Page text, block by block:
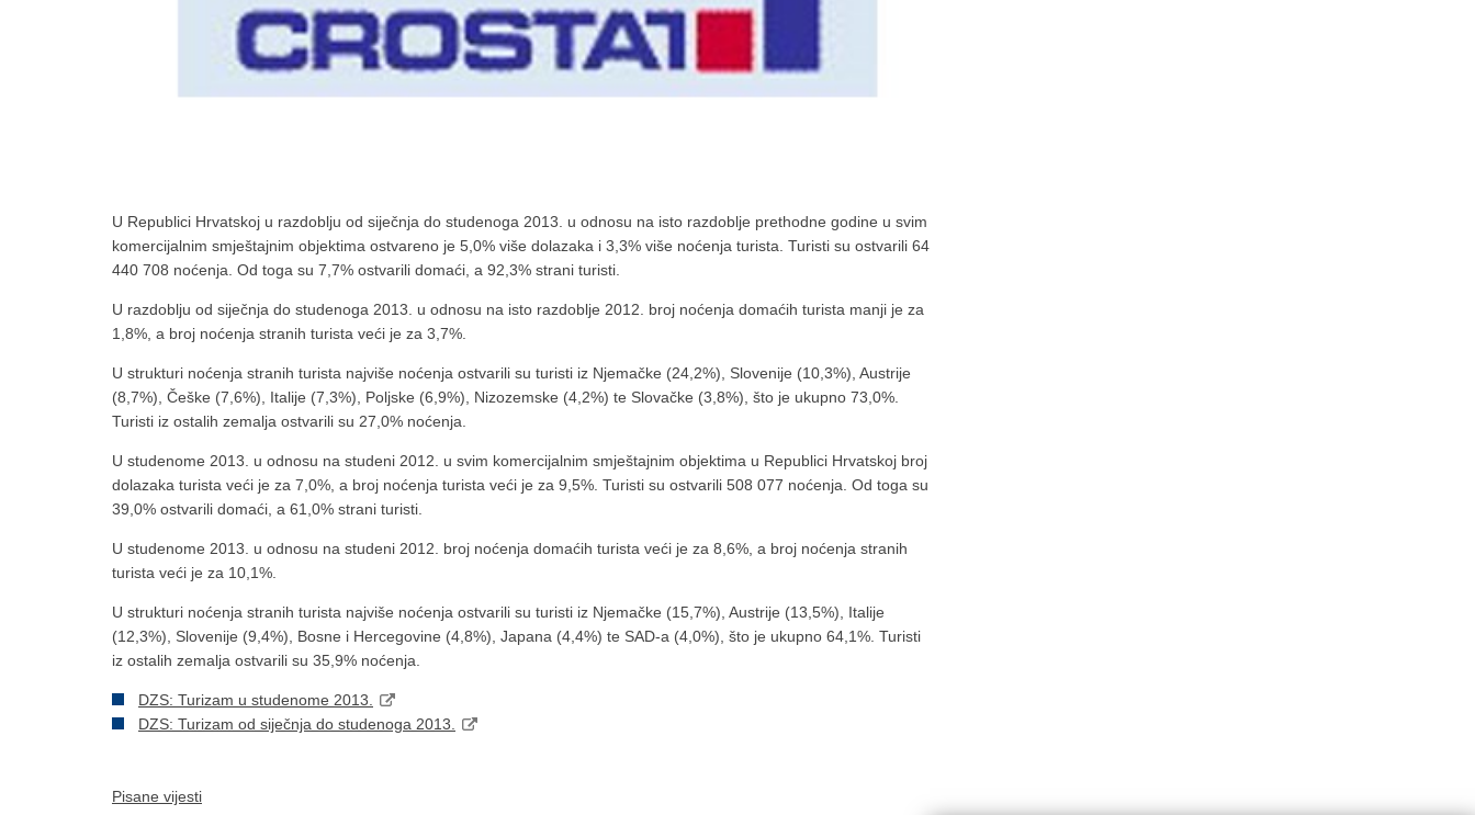
U Republici Hrvatskoj u razdoblju od siječnja do studenoga 2013. u odnosu na isto razdoblje prethodne godine u svim
komercijalnim smještajnim objektima ostvareno je 5,0% više dolazaka i 3,3% više noćenja turista. Turisti su ostvarili 64
440 708 noćenja. Od toga su 7,7% ostvarili domaći, a 92,3% strani turisti.
U razdoblju od siječnja do studenoga 2013. u odnosu na isto razdoblje 2012. broj noćenja domaćih turista manji je za
1,8%, a broj noćenja stranih turista veći je za 3,7%.
U strukturi noćenja stranih turista najviše noćenja ostvarili su turisti iz Njemačke (24,2%), Slovenije (10,3%), Austrije
(8,7%), Češke (7,6%), Italije (7,3%), Poljske (6,9%), Nizozemske (4,2%) te Slovačke (3,8%), što je ukupno 73,0%.
Turisti iz ostalih zemalja ostvarili su 27,0% noćenja.
U studenome 2013. u odnosu na studeni 2012. u svim komercijalnim smještajnim objektima u Republici Hrvatskoj broj
dolazaka turista veći je za 7,0%, a broj noćenja turista veći je za 9,5%. Turisti su ostvarili 508 077 noćenja. Od toga su
39,0% ostvarili domaći, a 61,0% strani turisti.
U studenome 2013. u odnosu na studeni 2012. broj noćenja domaćih turista veći je za 8,6%, a broj noćenja stranih
turista veći je za 10,1%.
U strukturi noćenja stranih turista najviše noćenja ostvarili su turisti iz Njemačke (15,7%), Austrije (13,5%), Italije
(12,3%), Slovenije (9,4%), Bosne i Hercegovine (4,8%), Japana (4,4%) te SAD-a (4,0%), što je ukupno 64,1%. Turisti
iz ostalih zemalja ostvarili su 35,9% noćenja.
DZS: Turizam u studenome 2013.
DZS: Turizam od siječnja do studenoga 2013.
Pisane vijesti